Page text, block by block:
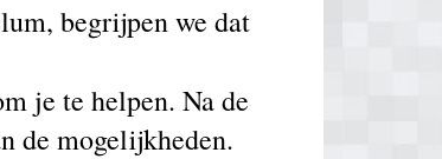
begrijpen we dat
je te helpen. Na de
de mogelijkheden.